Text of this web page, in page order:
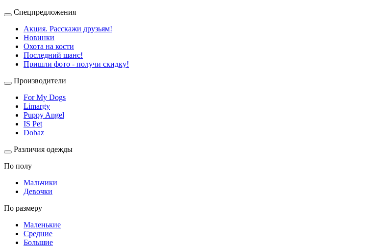
Спецпредложения
Акция. Расскажи друзьям!
Новинки
Охота на кости
Последний шанс!
Пришли фото - получи скидку!
Производители
For My Dogs
Limargy
Puppy Angel
IS Pet
Dobaz
Различия одежды
По полу
Мальчики
Девочки
По размеру
Маленькие
Средние
Большие